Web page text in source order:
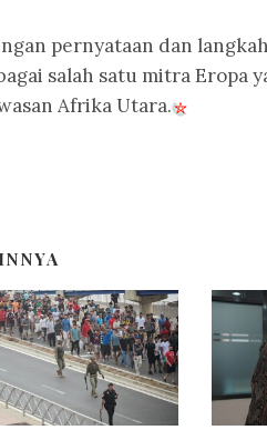
pernyataan dan
salah satu mitra Eropa
Afrika Utara.